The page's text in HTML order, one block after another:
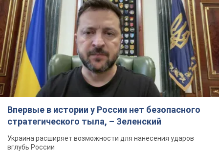
Впервые в истории у России нет безопасного
стратегического тыла, – Зеленский
Украина расширяет возможности для нанесения ударов
вглубь России